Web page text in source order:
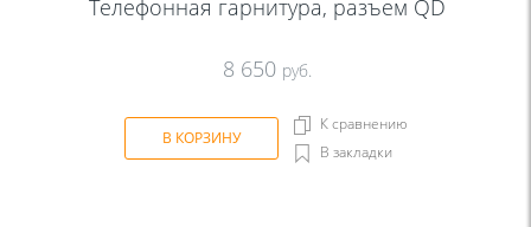
Телефонная гарнитура, разъем QD
8 650 руб.
В КОРЗИНУ
К сравнению
В закладки